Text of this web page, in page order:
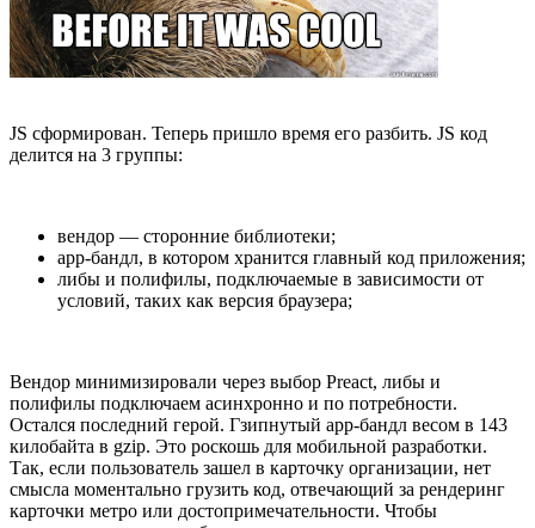
JS сформирован. Теперь пришло время его разбить. JS код
делится на 3 группы:
вендор — сторонние библиотеки;
app-бандл, в котором хранится главный код приложения;
либы и полифилы, подключаемые в зависимости от
условий, таких как версия браузера;
Вендор минимизировали через выбор Preact, либы и
полифилы подключаем асинхронно и по потребности.
Остался последний герой. Гзипнутый app-бандл весом в 143
килобайта в gzip. Это роскошь для мобильной разработки.
Так, если пользователь зашел в карточку организации, нет
смысла моментально грузить код, отвечающий за рендеринг
карточки метро или достопримечательности. Чтобы